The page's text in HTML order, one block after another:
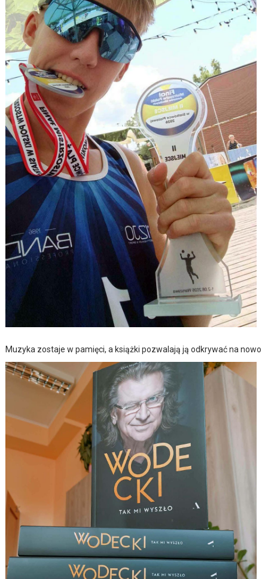
Muzyka zostaje w pamięci, a książki pozwalają ją odkrywać na nowo